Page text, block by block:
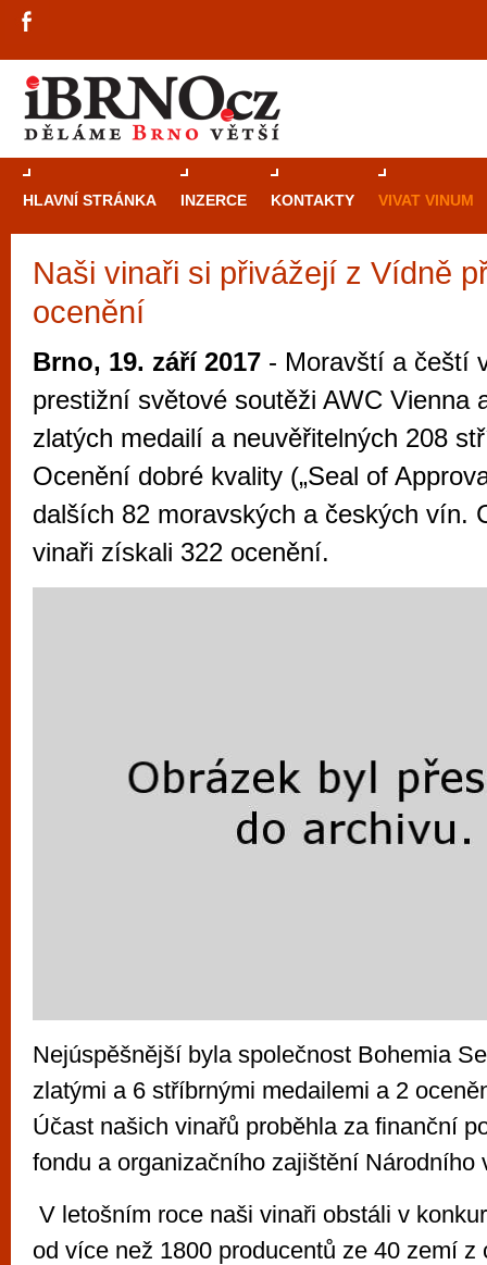
HLAVNÍ STRÁNKA INZERCE KONTAKTY VIVAT VINUM
Naši vinaři si přivážejí z Vídně
ocenění
Brno, 19. září 2017 - Moravští a čeští
prestižní světové soutěži AWC Vienna
zlatých medailí a neuvěřitelných 208
Ocenění dobré kvality („Seal of
dalších 82 moravských a českých vín.
vinaři získali 322 ocenění.
Nejúspěšnější byla společnost Bohemia
zlatými a 6 stříbrnými medailemi a 2
Účast našich vinařů proběhla za finanční
fondu a organizačního zajištění Národního
V letošním roce naši vinaři obstáli v
od více než 1800 producentů ze 40 zemí z
Průvodce
Brno je
zajímavé
restaurace,
Mimo jiné je ale také místem, kde si
vyzkoušet různé kasinové hry. V
metropoli naleznete širokou nabídku her
po moderní automaty jak pro pravidelné
příležitostné hráče. V...